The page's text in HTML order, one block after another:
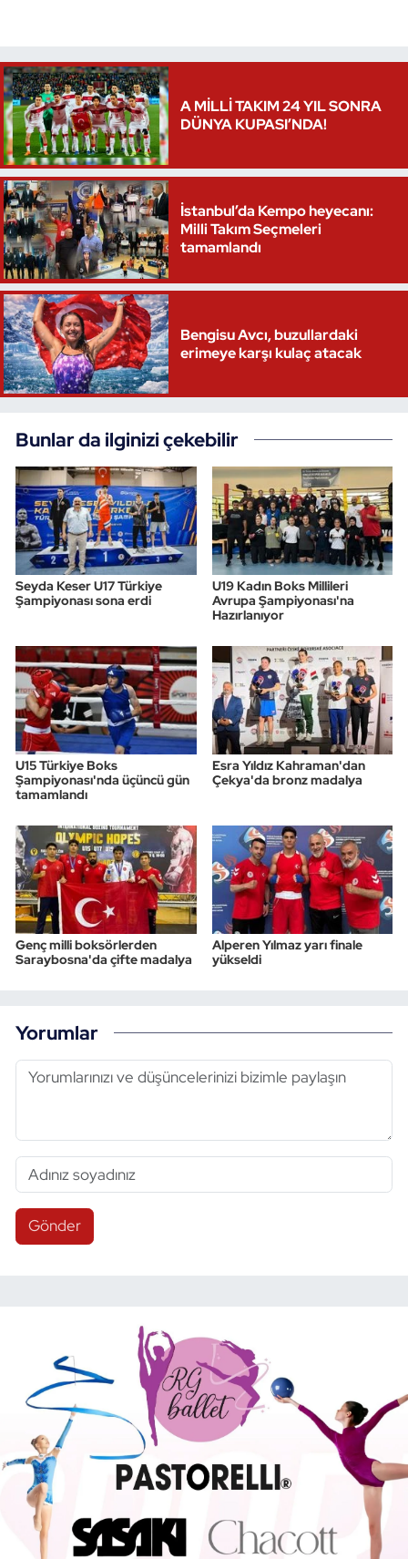
A MİLLİ TAKIM 24 YIL SONRA
DÜNYA KUPASI’NDA!
İstanbul’da Kempo heyecanı:
Milli Takım Seçmeleri
tamamlandı
Bengisu Avcı, buzullardaki
erimeye karşı kulaç atacak
Bunlar da ilginizi çekebilir
Seyda Keser U17 Türkiye
Şampiyonası sona erdi
U19 Kadın Boks Millileri
Avrupa Şampiyonası'na
Hazırlanıyor
U15 Türkiye Boks
Şampiyonası'nda üçüncü gün
tamamlandı
Esra Yıldız Kahraman'dan
Çekya'da bronz madalya
Genç milli boksörlerden
Saraybosna'da çifte madalya
Alperen Yılmaz yarı finale
yükseldi
Yorumlar
Gönder
Özel Sporcular
Paralimpik
Ragbi
Satranç
Su Topu
Sualtı Sporları
Tekvando
Tenis
Triatlon
Voleybol
Vücut Geliştirme Fitness
Wushu Kungfu
Yüzme